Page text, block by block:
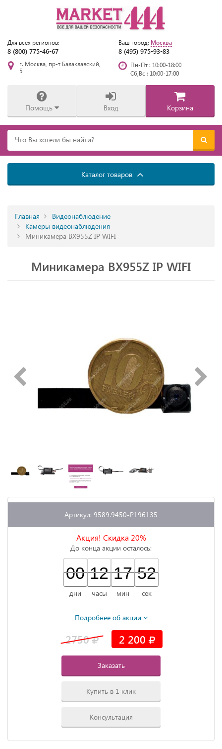
Для всех регионов:
8 (800) 775-46-67
Ваш город: Москва
8 (495) 975-93-83
г. Москва, пр-т Балаклавский,
5
Пн-Пт : 10:00-18:00
Сб,Вс : 10:00-17:00
Помощь Вход Корзина
Каталог товаров
Главная
Видеонаблюдение
Камеры видеонаблюдения
Миникамера BX955Z IP WIFI
Миникамера BX955Z IP WIFI
Артикул: 9589.9450-P196135
Акция! Скидка 20%
До конца акции осталось:
00
00
00
дни
12
12
00
часы
17
17
00
мин
51
51
52
сек
Подробнее об акции
2750 2 200
Заказать
Купить в 1 клик
Консультация